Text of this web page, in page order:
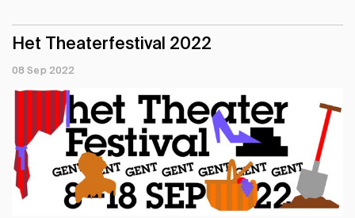
Het Theaterfestival 2022
08 Sep 2022